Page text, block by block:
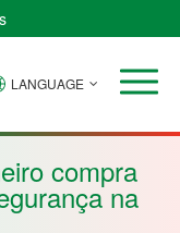
Guiné
Moçambique
LANGUAGE
compra
na